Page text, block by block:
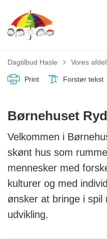
Dagtilbud Hasle Tilbage til
Vores
Print Forstør tekst
Børnehuset
Velkommen i
skønt hus som
mennesker med
kulturer og med
ønsker at bringe i spil
udvikling.